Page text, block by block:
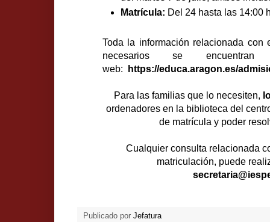
Matrícula: Del 24 hasta las 14:00
Toda la información relacionada
necesarios se
web:
https://educa.aragon.es/
Para las familias que lo necesiten,
ordenadores en la biblioteca del
de matrícula y poder
Cualquier consulta relacionada
matriculación, puede
Publicado por Jefatura